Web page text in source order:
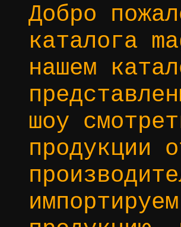
Добро
каталога
нашем
шоу
продукции